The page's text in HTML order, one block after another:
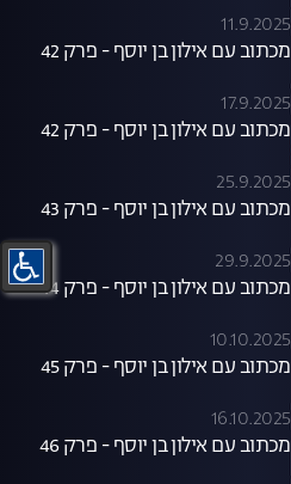
11.9.2025
מכתוב עם אילון בן יוסף - פרק 42
17.9.2025
מכתוב עם אילון בן יוסף - פרק 42
25.9.2025
מכתוב עם אילון בן יוסף - פרק 43
29.9.2025
מכתוב עם אילון בן יוסף - פרק 44
10.10.2025
מכתוב עם אילון בן יוסף - פרק 45
16.10.2025
מכתוב עם אילון בן יוסף - פרק 46